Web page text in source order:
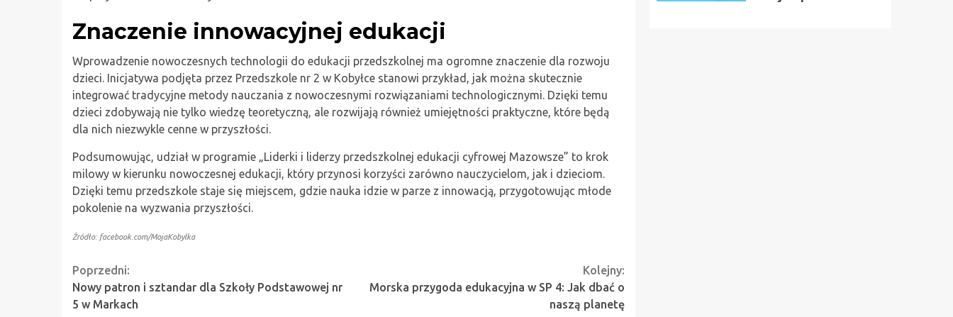
Znaczenie innowacyjnej edukacji
Wprowadzenie nowoczesnych technologii do edukacji przedszkolnej ma ogromne znaczenie dla rozwoju
dzieci. Inicjatywa podjęta przez Przedszkole nr 2 w Kobyłce stanowi przykład, jak można skutecznie
integrować tradycyjne metody nauczania z nowoczesnymi rozwiązaniami technologicznymi. Dzięki temu
dzieci zdobywają nie tylko wiedzę teoretyczną, ale rozwijają również umiejętności praktyczne, które będą
dla nich niezwykle cenne w przyszłości.
Podsumowując, udział w programie „Liderki i liderzy przedszkolnej edukacji cyfrowej Mazowsze” to krok
milowy w kierunku nowoczesnej edukacji, który przynosi korzyści zarówno nauczycielom, jak i dzieciom.
Dzięki temu przedszkole staje się miejscem, gdzie nauka idzie w parze z innowacją, przygotowując młode
pokolenie na wyzwania przyszłości.
Źródło: facebook.com/MojaKobylka
Continue
Reading
Poprzedni:
Nowy patron i sztandar dla Szkoły Podstawowej nr
5 w Markach
Kolejny:
Morska przygoda edukacyjna w SP 4: Jak dbać o
naszą planetę